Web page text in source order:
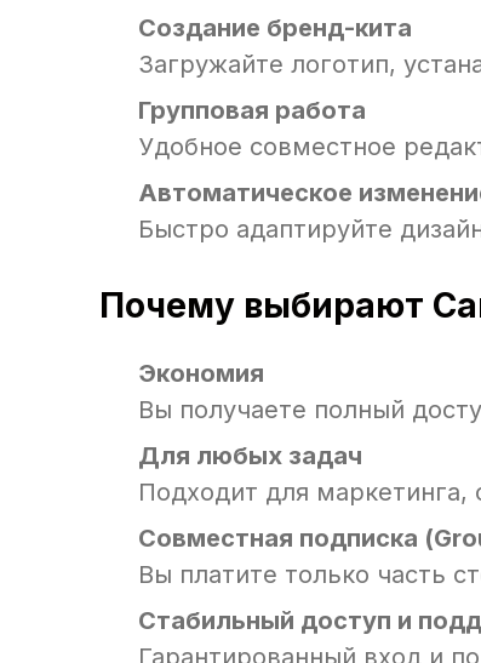
Создание бренд-кита
Загружайте логотип,
Групповая работа
Удобное совместное
Автоматическое
Быстро адаптируйте
Почему выбирают
Экономия
Вы получаете полный
Для любых задач
Подходит для маркетинга,
Совместная подписка
Вы платите только часть
Стабильный доступ и
Гарантированный вход и